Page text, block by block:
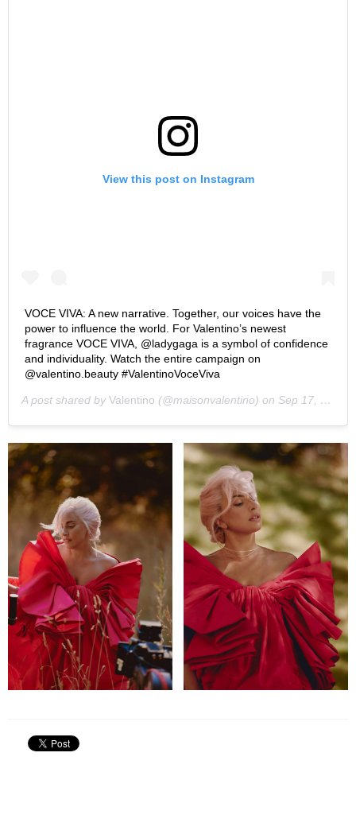
View this post on Instagram
VOCE VIVA: A new narrative. Together, our voices have the
power to influence the world. For Valentino’s newest
fragrance VOCE VIVA, @ladygaga is a symbol of confidence
and individuality. Watch the entire campaign on
@valentino.beauty #ValentinoVoceViva
A post shared by Valentino (@maisonvalentino) on Sep 17, 2020 at 10:06am PDT